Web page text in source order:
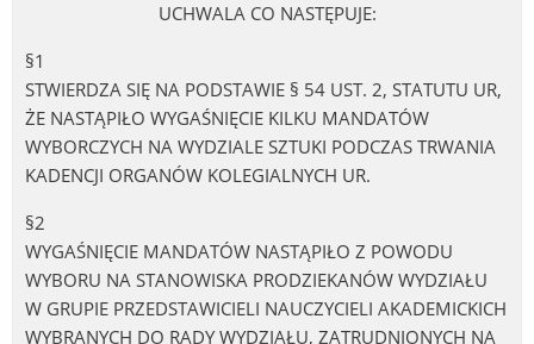
UCHWALA CO NASTĘPUJE:
§1
STWIERDZA SIĘ NA PODSTAWIE § 54 UST. 2, STATUTU UR,
ŻE NASTĄPIŁO WYGAŚNIĘCIE KILKU MANDATÓW
WYBORCZYCH NA WYDZIALE SZTUKI PODCZAS TRWANIA
KADENCJI ORGANÓW KOLEGIALNYCH UR.
§2
WYGAŚNIĘCIE MANDATÓW NASTĄPIŁO Z POWODU
WYBORU NA STANOWISKA PRODZIEKANÓW WYDZIAŁU
W GRUPIE PRZEDSTAWICIELI NAUCZYCIELI AKADEMICKICH
WYBRANYCH DO RADY WYDZIAŁU, ZATRUDNIONYCH NA